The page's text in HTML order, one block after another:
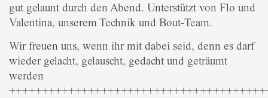
gut gelaunt durch den Abend. Unterstützt von Flo und
Valentina, unserem Technik und Bout-Team.
Wir freuen uns, wenn ihr mit dabei seid, denn es darf
wieder gelacht, gelauscht, gedacht und geträumt
werden